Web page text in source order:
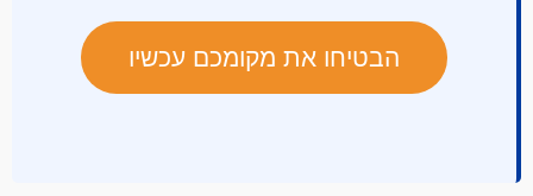
הבטיחו את מקומכם עכשיו